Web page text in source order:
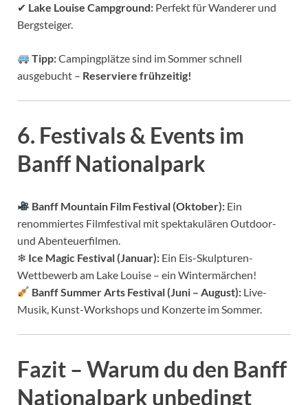
✔ Lake Louise Campground: Perfekt für Wanderer und
Bergsteiger.
Tipp:Campingplätze sind im Sommer schnell
ausgebucht – Reserviere frühzeitig!
6. Festivals & Events im
Banff Nationalpark
Banff Mountain Film Festival (Oktober): Ein
renommiertes Filmfestival mit spektakulären Outdoor-
und Abenteuerfilmen.
❄ Ice Magic Festival (Januar): Ein Eis-Skulpturen-
Wettbewerb am Lake Louise – ein Wintermärchen!
Banff Summer Arts Festival (Juni – August): Live-
Musik, Kunst-Workshops und Konzerte im Sommer.
Fazit – Warum du den Banff
Nationalpark unbedingt